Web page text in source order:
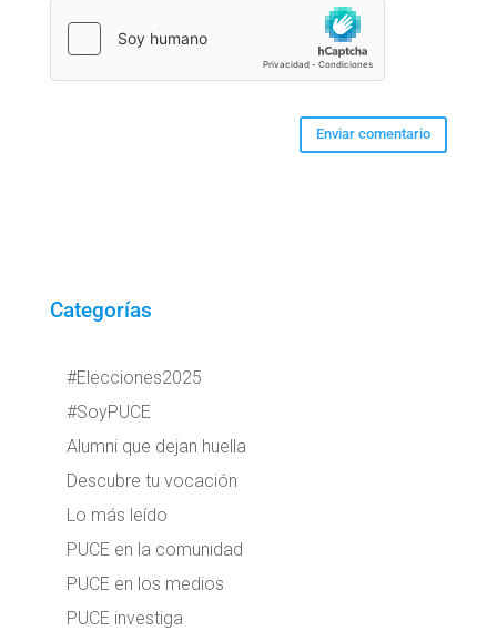
Categorías
#Elecciones2025
#SoyPUCE
Alumni que dejan huella
Descubre tu vocación
Lo más leído
PUCE en la comunidad
PUCE en los medios
PUCE investiga